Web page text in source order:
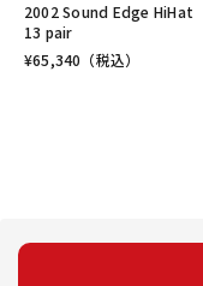
2002 Sound Edge HiHat
13 pair
¥65,340 （税込）